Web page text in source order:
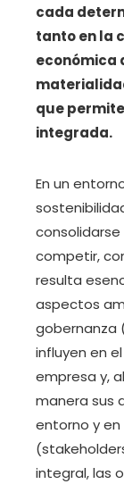
cada
tanto en la
económica
que
integrada.
En un
competir,
resulta
aspectos
gobernanza
influyen en
empresa y,
manera sus
entorno y
integral, las